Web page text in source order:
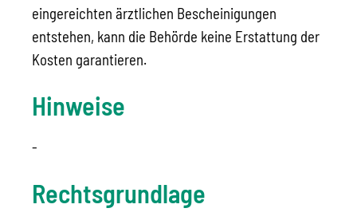
eingereichten ärztlichen Bescheinigungen
entstehen, kann die Behörde keine Erstattung der
Kosten garantieren.
Hinweise
-
Rechtsgrundlage